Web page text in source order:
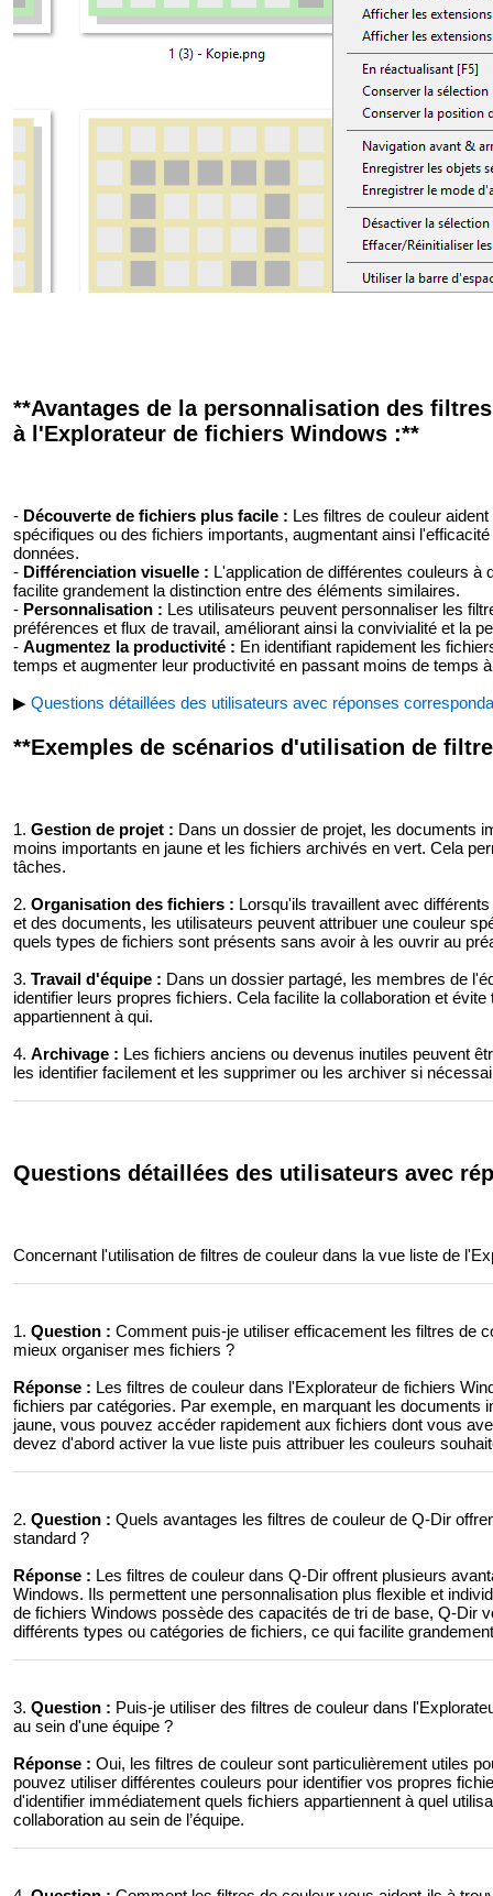
**Avantages de la personnalisation des
à l'Explorateur de fichiers Windows :**
- Découverte de fichiers plus facile : Les filtres de couleur
spécifiques ou des fichiers importants, augmentant ainsi
données.
- Différenciation visuelle : L'application de différentes couleurs
facilite grandement la distinction entre des éléments similaires.
- Personnalisation : Les utilisateurs peuvent personnaliser les
préférences et flux de travail, améliorant ainsi la convivialité et la
- Augmentez la productivité : En identifiant rapidement les
temps et augmenter leur productivité en passant moins de temps
▶ Questions détaillées des utilisateurs avec réponses
**Exemples de scénarios d'utilisation de
1. Gestion de projet : Dans un dossier de projet, les documents
moins importants en jaune et les fichiers archivés en vert. Cela
tâches.
2. Organisation des fichiers : Lorsqu'ils travaillent avec
et des documents, les utilisateurs peuvent attribuer une couleur
quels types de fichiers sont présents sans avoir à les ouvrir au
3. Travail d'équipe : Dans un dossier partagé, les membres de
identifier leurs propres fichiers. Cela facilite la collaboration et
appartiennent à qui.
4. Archivage : Les fichiers anciens ou devenus inutiles peuvent
les identifier facilement et les supprimer ou les archiver si
Questions détaillées des utilisateurs avec
Concernant l'utilisation de filtres de couleur dans la vue liste de
1. Question : Comment puis-je utiliser efficacement les filtres de
mieux organiser mes fichiers ?
Réponse : Les filtres de couleur dans l'Explorateur de fichiers
fichiers par catégories. Par exemple, en marquant les documents
jaune, vous pouvez accéder rapidement aux fichiers dont vous
devez d'abord activer la vue liste puis attribuer les couleurs
2. Question : Quels avantages les filtres de couleur de Q-Dir
standard ?
Réponse : Les filtres de couleur dans Q-Dir offrent plusieurs
Windows. Ils permettent une personnalisation plus flexible et
de fichiers Windows possède des capacités de tri de base, Q-Dir
différents types ou catégories de fichiers, ce qui facilite
3. Question : Puis-je utiliser des filtres de couleur dans
au sein d'une équipe ?
Réponse : Oui, les filtres de couleur sont particulièrement utiles
pouvez utiliser différentes couleurs pour identifier vos propres
d'identifier immédiatement quels fichiers appartiennent à quel
collaboration au sein de l’équipe.